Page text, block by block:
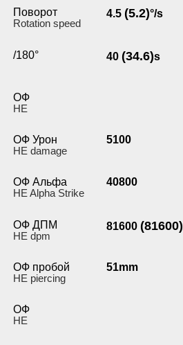
Поворот
Rotation speed
4.5 (5.2)°/s
/180° 40 (34.6)s
ОФ
HE
ОФ Урон
HE damage
5100
ОФ Альфа
HE Alpha Strike
40800
ОФ ДПМ
HE dpm
81600 (81600)
ОФ пробой
HE piercing
51mm
ОФ
HE